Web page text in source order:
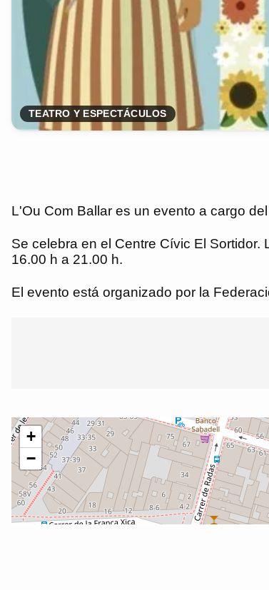
TEATRO Y ESPECTÁCULOS
L'Ou Com Ballar es un evento a cargo
Se celebra en el Centre Cívic El
16.00 h a 21.00 h.
El evento está organizado por la